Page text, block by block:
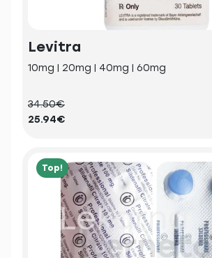
Levitra
10mg | 20mg | 40mg | 60mg
34.50€
25.94€
Top!